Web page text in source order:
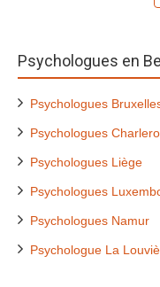
Psychologues en
Psychologues
Psychologues
Psychologues Liège
Psychologues
Psychologues Namur
Psychologue La